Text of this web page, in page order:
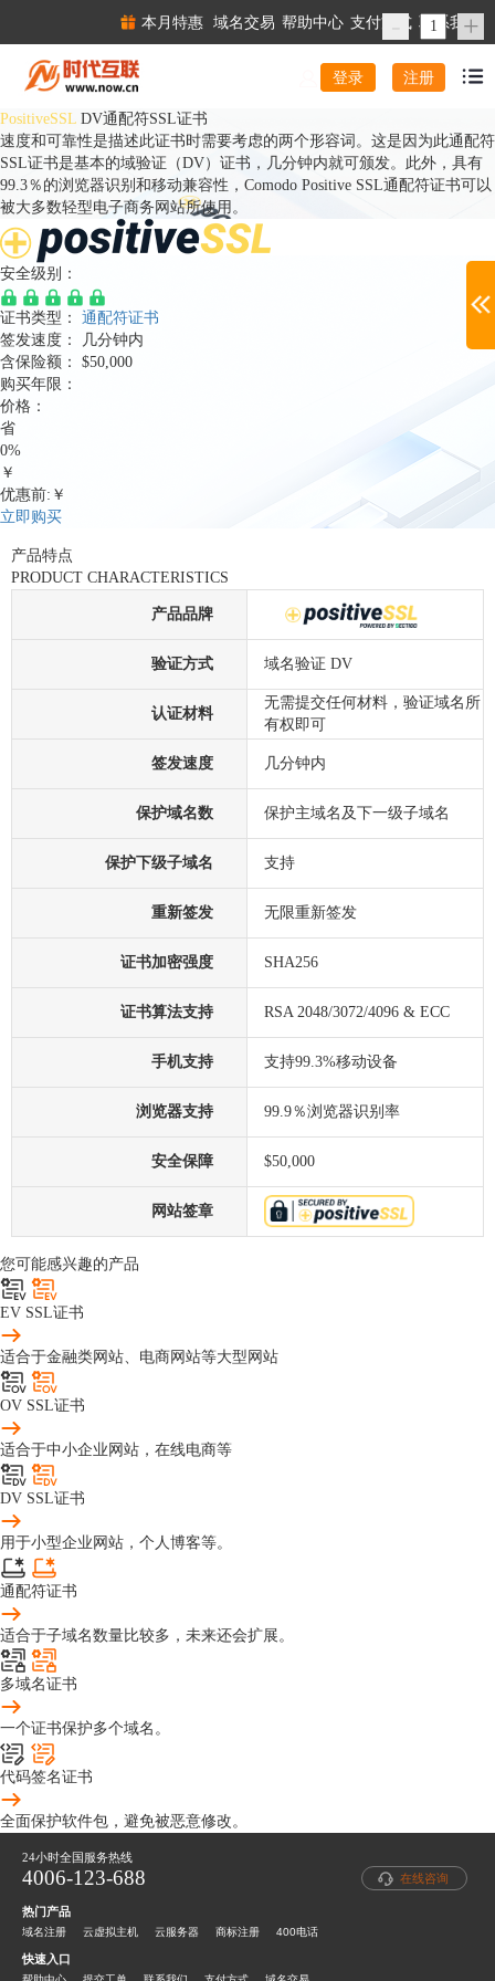
本月特惠 域名交易 帮助中心 支付方式 联系我们
登录 注册
PositiveSSL DV通配符SSL证书
速度和可靠性是描述此证书时需要考虑的两个形容词。这是因为此通配符
SSL证书是基本的域验证（DV）证书，几分钟内就可颁发。此外，具有
99.3％的浏览器识别和移动兼容性，Comodo Positive SSL通配符证书可以
被大多数轻型电子商务网站所使用。
安全级别：
证书类型：
通配符证书
签发速度：
几分钟内
含保险额：
$50,000
购买年限：
+
价格：
省
0%
￥
优惠前:￥
立即购买
产品特点
PRODUCT CHARACTERISTICS
产品品牌
验证方式 域名验证 DV
认证材料
无需提交任何材料，验证域名所
有权即可
签发速度 几分钟内
保护域名数 保护主域名及下一级子域名
保护下级子域名 支持
重新签发 无限重新签发
证书加密强度 SHA256
证书算法支持 RSA 2048/3072/4096 & ECC
手机支持 支持99.3%移动设备
浏览器支持 99.9％浏览器识别率
安全保障 $50,000
网站签章
您可能感兴趣的产品
EV SSL证书
适合于金融类网站、电商网站等大型网站
OV SSL证书
适合于中小企业网站，在线电商等
DV SSL证书
用于小型企业网站，个人博客等。
通配符证书
适合于子域名数量比较多，未来还会扩展。
多域名证书
一个证书保护多个域名。
代码签名证书
全面保护软件包，避免被恶意修改。
24小时全国服务热线
4006-123-688 在线咨询
热门产品
域名注册 云虚拟主机 云服务器 商标注册 400电话
快速入口